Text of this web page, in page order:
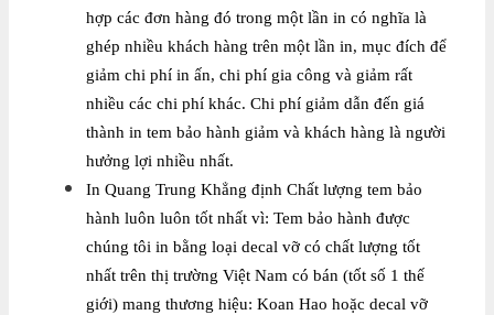
hợp các đơn hàng đó trong một lần in có nghĩa là
ghép nhiều khách hàng trên một lần in, mục đích để
giảm chi phí in ấn, chi phí gia công và giảm rất
nhiều các chi phí khác. Chi phí giảm dẫn đến giá
thành in tem bảo hành giảm và khách hàng là người
hưởng lợi nhiều nhất.
In Quang Trung Khẳng định Chất lượng tem bảo
hành luôn luôn tốt nhất vì: Tem bảo hành được
chúng tôi in bằng loại decal vỡ có chất lượng tốt
nhất trên thị trường Việt Nam có bán (tốt số 1 thế
giới) mang thương hiệu: Koan Hao hoặc decal vỡ